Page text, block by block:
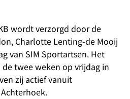
wordt verzorgd door de
Charlotte Lenting-de Mooij
van SIM Sportartsen. Het
twee weken op vrijdag in
zij actief vanuit